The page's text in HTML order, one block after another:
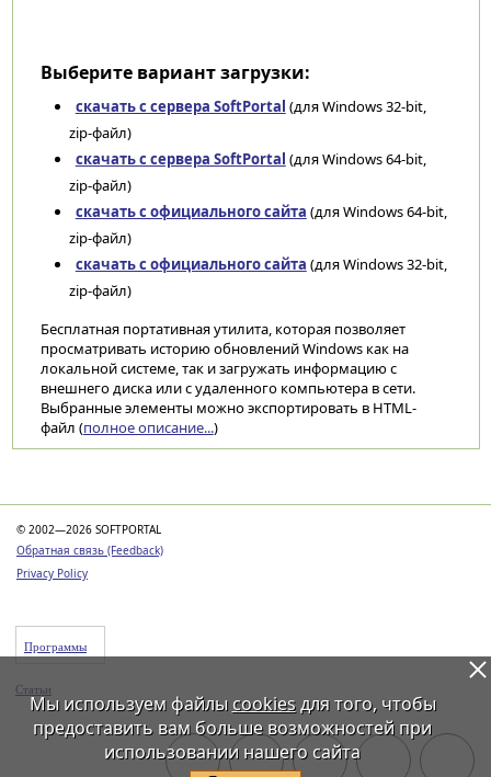
Выберите вариант загрузки:
скачать с сервера SoftPortal (для Windows 32-bit,
zip-файл)
скачать с сервера SoftPortal (для Windows 64-bit,
zip-файл)
скачать с официального сайта (для Windows 64-bit,
zip-файл)
скачать с официального сайта (для Windows 32-bit,
zip-файл)
Бесплатная портативная утилита, которая позволяет
просматривать историю обновлений Windows как на
локальной системе, так и загружать информацию с
внешнего диска или с удаленного компьютера в сети.
Выбранные элементы можно экспортировать в HTML-
файл (полное описание...)
© 2002—2026 SOFTPORTAL
Обратная связь (Feedback)
Privacy Policy
Программы
Статьи
Мы используем файлы cookiesдля того, чтобы
предоставить вам больше возможностей при
использовании нашего сайта